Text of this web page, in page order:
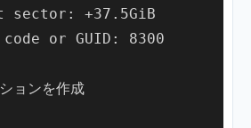
sector: +37.5GiB
or GUID: 8300
ョンを作成